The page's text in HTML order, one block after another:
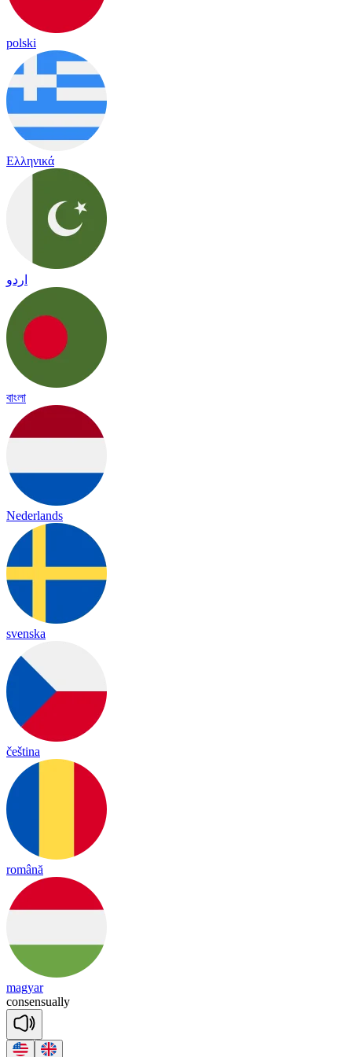
polski
Ελληνικά
اردو
বাংলা
Nederlands
svenska
čeština
română
magyar
consensually